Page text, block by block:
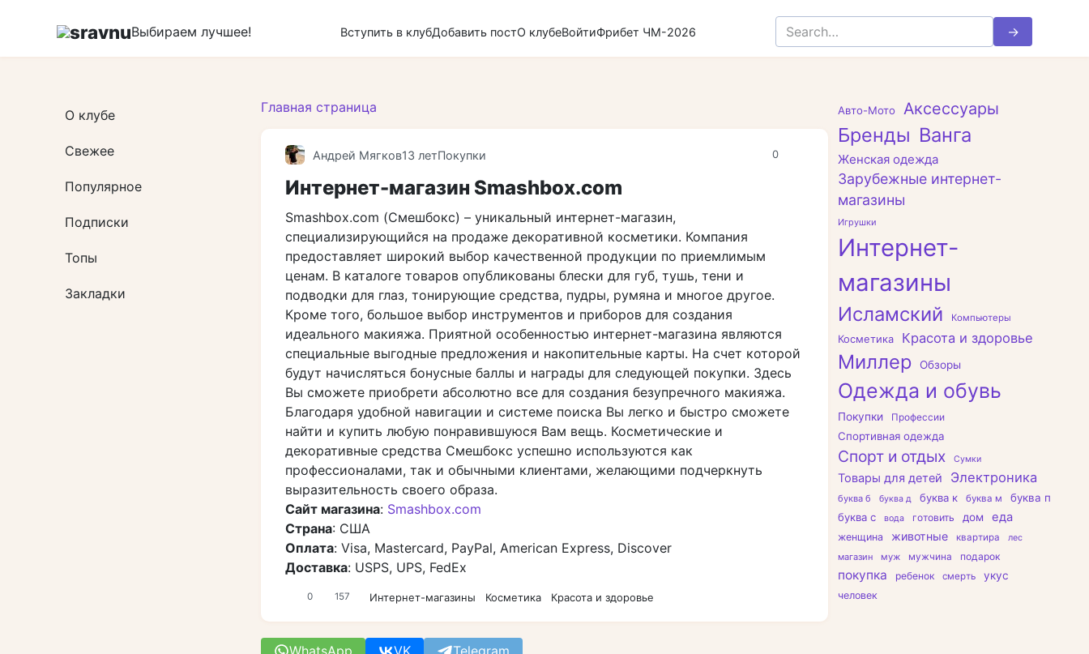
sravnuВыбираем лучшее! Вступить в клубДобавить постО клубеВойтиФрибет ЧМ-2026
Search
for:
Главная страница
0
Андрей Мягков13 летПокупки
Интернет-магазин Smashbox.com
Smashbox.com (Смешбокс) – уникальный интернет-магазин,
специализирующийся на продаже декоративной косметики. Компания
предоставляет широкий выбор качественной продукции по приемлимым
ценам. В каталоге товаров опубликованы блески для губ, тушь, тени и
подводки для глаз, тонирующие средства, пудры, румяна и многое другое.
Кроме того, большое выбор инструментов и приборов для создания
идеального макияжа. Приятной особенностью интернет-магазина являются
специальные выгодные предложения и накопительные карты. На счет которой
будут начисляться бонусные баллы и награды для следующей покупки. Здесь
Вы сможете приобрети абсолютно все для создания безупречного макияжа.
Благодаря удобной навигации и системе поиска Вы легко и быстро сможете
найти и купить любую понравившуюся Вам вещь. Косметические и
декоративные средства Смешбокс успешно используются как
профессионалами, так и обычными клиентами, желающими подчеркнуть
выразительность своего образа.
Сайт магазина: Smashbox.com
Страна: США
Оплата: Visa, Mastercard, PayPal, American Express, Discover
Доставка: USPS, UPS, FedEx
0 157 Интернет-магазины Косметика Красота и здоровье
О клубе
Свежее
Популярное
Подписки
Топы
Закладки
Авто-Мото Аксессуары
Бренды Ванга
Женская одежда
Зарубежные интернет-
магазины
Игрушки
Интернет-
магазины
Исламский Компьютеры
Косметика Красота и здоровье
Миллер Обзоры
Одежда и обувь
Покупки Профессии
Спортивная одежда
Спорт и отдых Сумки
Товары для детей Электроника
буква б буква д буква к буква м
буква п
буква с
вода готовить дом еда
женщина животные квартира лес
магазин муж мужчина подарок
покупка ребенок смерть укус
человек